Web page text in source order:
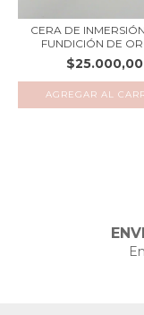
CERA DE
FUNDICIÓN DE
$25.000,00